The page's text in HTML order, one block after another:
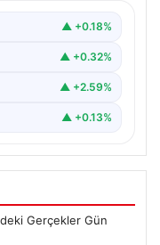
Günümüzde
▲ +0.18%
▲ +0.32%
▲ +2.59%
▲ +0.13%
Gerçekler Gün